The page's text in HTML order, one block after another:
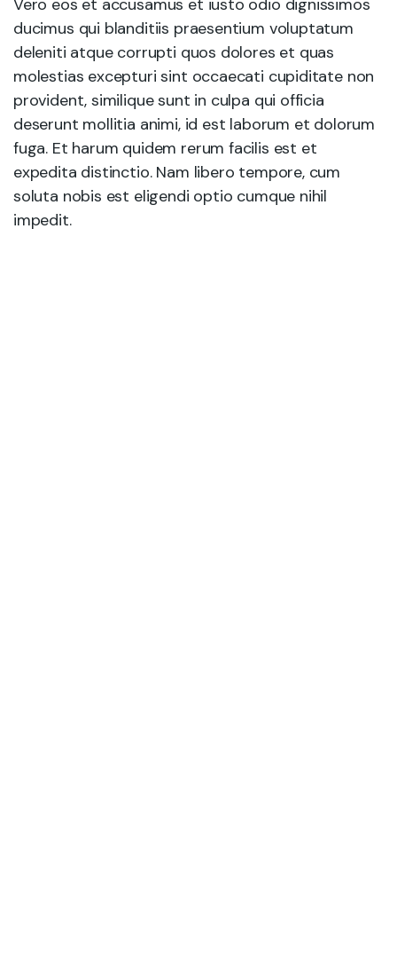
Vero eos et accusamus et iusto odio dignissimos
ducimus qui blanditiis praesentium voluptatum
deleniti atque corrupti quos dolores et quas
molestias excepturi sint occaecati cupiditate non
provident, similique sunt in culpa qui officia
deserunt mollitia animi, id est laborum et dolorum
fuga. Et harum quidem rerum facilis est et
expedita distinctio. Nam libero tempore, cum
soluta nobis est eligendi optio cumque nihil
impedit.